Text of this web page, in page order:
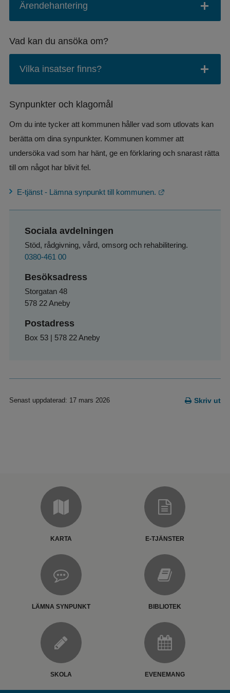
Ärendehantering
Vad kan du ansöka om?
Vilka insatser finns?
Synpunkter och klagomål
Om du inte tycker att kommunen håller vad som utlovats kan
berätta om dina synpunkter. Kommunen kommer att
undersöka vad som har hänt, ge en förklaring och snarast rätta
till om något har blivit fel.
E-tjänst - Lämna synpunkt till kommunen. Länk till annan
Sociala avdelningen
Stöd, rådgivning, vård, omsorg och rehabilitering.
0380-461 00
Besöksadress
Storgatan 48
578 22 Aneby
Postadress
Box 53 | 578 22 Aneby
Skriv ut
Senast uppdaterad: 17 mars 2026
KARTA E-TJÄNSTER
LÄMNA SYNPUNKT BIBLIOTEK
SKOLA EVENEMANG